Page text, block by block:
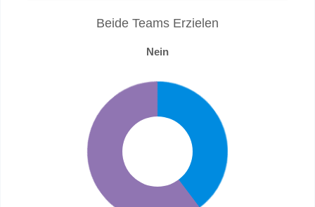
Beide Teams Erzielen
Nein